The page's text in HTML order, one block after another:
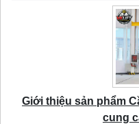
Giới thiệu sản phẩm
cung